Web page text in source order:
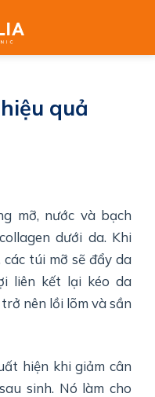
quả
mỡ, nước và bạch
dưới da. Khi
túi mỡ sẽ đẩy da
liên kết lại kéo da
nên lồi lõm và sần
hiện khi giảm cân
sinh. Nó làm cho